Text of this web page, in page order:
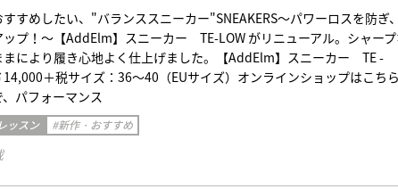
すすめしたい、"バランススニーカー"SNEAKERS～パワーロスを防ぎ
ップ！～【AddElm】スニーカー TE-LOW がリニューアル。シャー
まにより履き心地よく仕上げました。【AddElm】スニーカー TE -
14,000＋税サイズ：36〜40（EUサイズ）オンラインショップはこち
パフォーマンス
ッスン #新作・おすすめ